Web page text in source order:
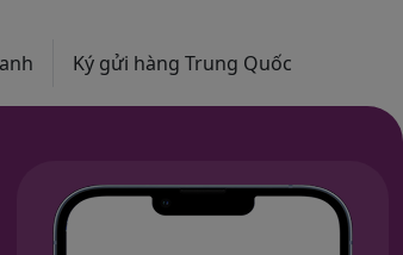
Ký gửi hàng Trung Quốc